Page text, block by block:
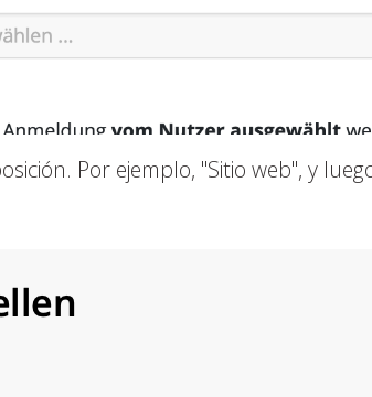
Por ejemplo, "Sitio web", y